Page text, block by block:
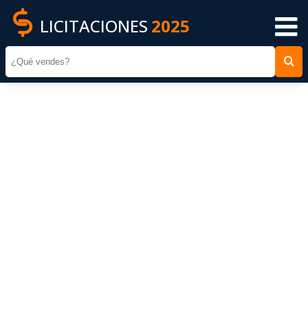
LICITACIONES 2025